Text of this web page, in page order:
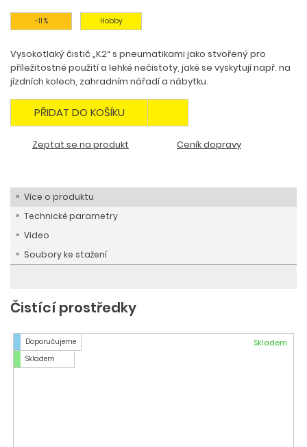
-11 % Hobby
Vysokotlaký čistič „K2“ s pneumatikami jako stvořený pro
příležitostné použití a lehké nečistoty, jaké se vyskytují např. na
jízdních kolech, zahradním nářadí a nábytku.
PŘIDAT DO KOŠÍKU
Zeptat se na produkt Ceník dopravy
Více o produktu
Technické parametry
Video
Soubory ke stažení
Čistící prostředky
Doporučujeme
Skladem
Skladem